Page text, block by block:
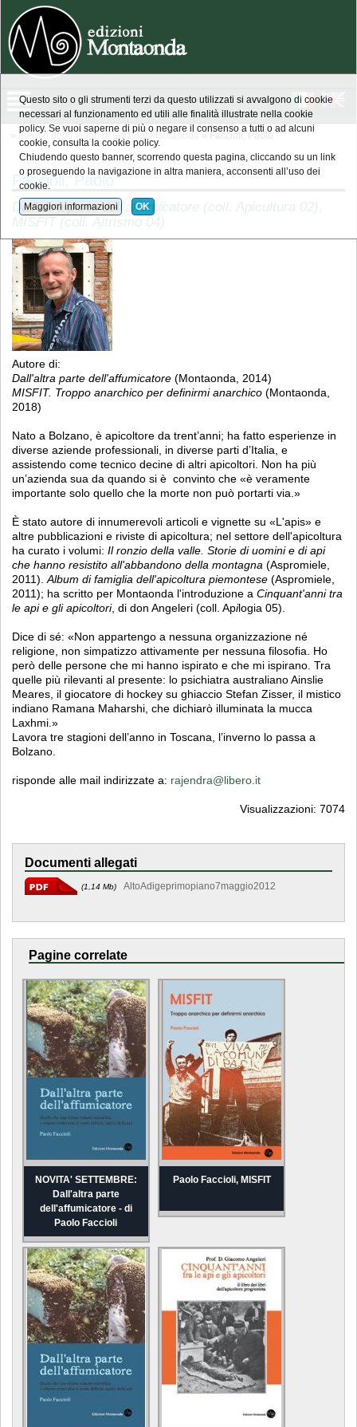
» Elenco degli autori di Edizioni Montaonda » Faccioli, Paolo
Faccioli, Paolo
Dall'altra parte dell'affumicatore (coll. Apicultura 02),
Autore di:
Dall'altra parte dell'affumicatore (Montaonda, 2014)
MISFIT. Troppo anarchico per definirmi anarchico (Montaonda,
2018)
Nato a Bolzano, è apicoltore da trent’anni; ha fatto esperienze in
diverse aziende professionali, in diverse parti d’Italia, e
assistendo come tecnico decine di altri apicoltori. Non ha più
un’azienda sua da quando si è convinto che «è veramente
importante solo quello che la morte non può portarti via.»
È stato autore di innumerevoli articoli e vignette su «L'apis» e
altre pubblicazioni e riviste di apicoltura; nel settore dell'apicoltura
ha curato i volumi:Il ronzio della valle. Storie di uomini e di api
che hanno resistito all'abbandono della montagna (Aspromiele,
2011).Album di famiglia dell'apicoltura piemontese (Aspromiele,
2011); ha scritto per Montaonda l'introduzione aCinquant'anni tra
le api e gli apicoltori, di don Angeleri (coll. Apilogia 05).
Dice di sé: «Non appartengo a nessuna organizzazione né
religione, non simpatizzo attivamente per nessuna filosofia. Ho
però delle persone che mi hanno ispirato e che mi ispirano. Tra
quelle più rilevanti al presente: lo psichiatra australiano Ainslie
Meares, il giocatore di hockey su ghiaccio Stefan Zisser, il mistico
indiano Ramana Maharshi, che dichiarò illuminata la mucca
Laxhmi.»
Lavora tre stagioni dell’anno in Toscana, l’inverno lo passa a
Bolzano.
risponde alle mail indirizzate a: rajendra@libero.it
Visualizzazioni: 7074
Documenti allegati
(1,14 Mb) AltoAdigeprimopiano7maggio2012
Pagine correlate
NOVITA' SETTEMBRE:
Dall'altra parte
dell'affumicatore - di
Paolo Faccioli
Paolo Faccioli, MISFIT
Questo sito o gli strumenti terzi da questo utilizzati si avvalgono di cookie
necessari al funzionamento ed utili alle finalità illustrate nella cookie
policy. Se vuoi saperne di più o negare il consenso a tutti o ad alcuni
cookie, consulta la cookie policy.
Chiudendo questo banner, scorrendo questa pagina, cliccando su un link
o proseguendo la navigazione in altra maniera, acconsenti all’uso dei
cookie.
Maggiori informazioni OK